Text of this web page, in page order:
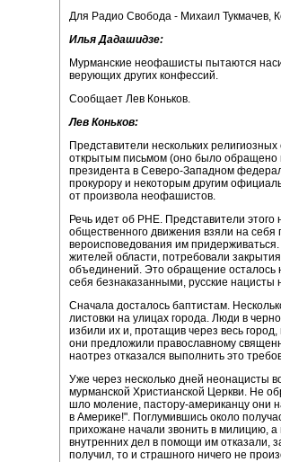
Для Радио Свобода - Михаил Тукмачев,
Илья Дадашидзе:
Мурманские неофашисты пытаются
верующих других конфессий.
Сообщает Лев Коньков.
Лев Коньков:
Представители нескольких
открытым письмом (оно было обращено
президента в Северо-Западном
прокурору и некоторым другим
от произвола неофашистов.
Речь идет об РНЕ. Представители этого
общественного движения взяли на себя
вероисповедования им
жителей области, потребовали
объединений. Это обращение осталось
себя безнаказанными, русские нацисты
Сначала досталось баптистам.
листовки на улицах города. Люди в
избили их и, протащив через весь
они предложили православному
наотрез отказался выполнить это
Уже через несколько дней неонацисты
мурманской Христианской Церкви. Не
шло моление, пастору-американцу они
в Америке!". Поглумившись около
прихожане начали звонить в милицию, а
внутренних дел в помощи им отказали,
получил, то и страшного ничего не